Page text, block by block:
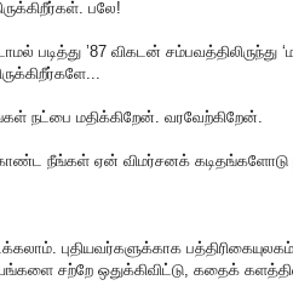
பலே!
படித்து ’87 விகடன் சம்பவத்திலிருந்து
நட்பை மதிக்கிறேன். வரவேற்கிறேன்.
நீங்கள் ஏன் விமர்சனக் கடிதங்களோடு
புதியவர்களுக்காக
சற்றே ஒதுக்கிவிட்டு, கதைக்